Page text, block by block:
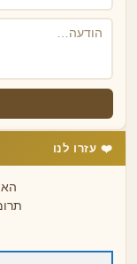
❤️ עזרו לנו